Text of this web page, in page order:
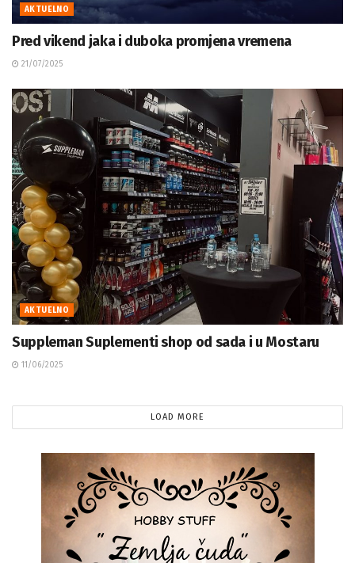
AKTUELNO
Pred vikend jaka i duboka promjena vremena
21/07/2025
AKTUELNO
Suppleman Suplementi shop od sada i u Mostaru
11/06/2025
LOAD MORE